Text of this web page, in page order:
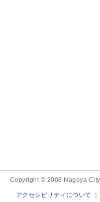
Copyright © 2008 Nagoya
アクセシビリティについて